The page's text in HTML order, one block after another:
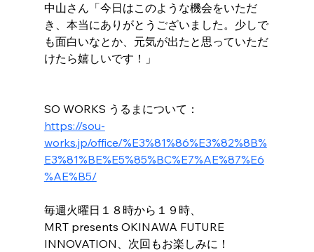
中山さん「今日はこのような機会をいただ
き、本当にありがとうございました。少しで
も面白いなとか、元気が出たと思っていただ
けたら嬉しいです！」
SO WORKS うるまについて：
https://sou-
works.jp/office/%E3%81%86%E3%82%8B%
E3%81%BE%E5%85%BC%E7%AE%87%E6
%AE%B5/
毎週火曜日１８時から１９時、
MRT presents OKINAWA FUTURE
INNOVATION、次回もお楽しみに！